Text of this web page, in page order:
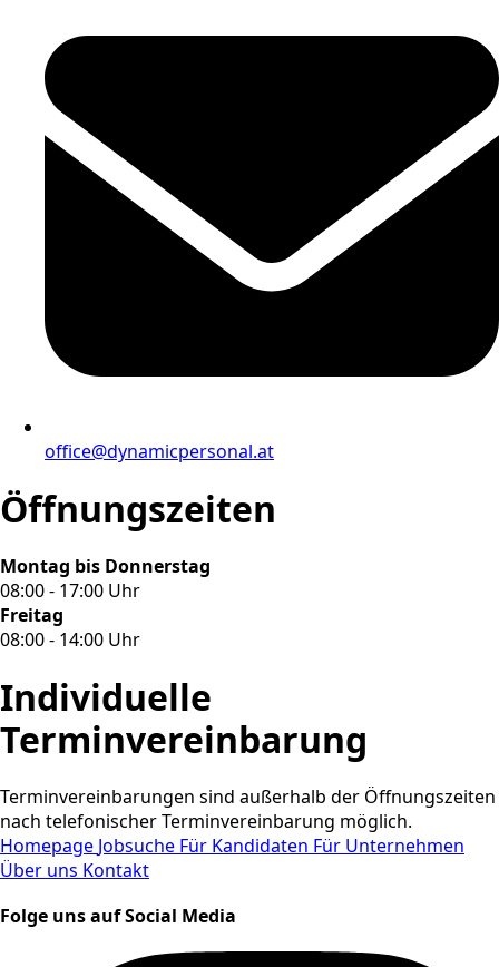
office@dynamicpersonal.at
Öffnungszeiten
Montag bis Donnerstag
08:00 - 17:00 Uhr
Freitag
08:00 - 14:00 Uhr
Individuelle
Terminvereinbarung
Terminvereinbarungen sind außerhalb der Öffnungszeiten
nach telefonischer Terminvereinbarung möglich.
Homepage Jobsuche Für Kandidaten Für Unternehmen
Über uns Kontakt
Folge uns auf Social Media